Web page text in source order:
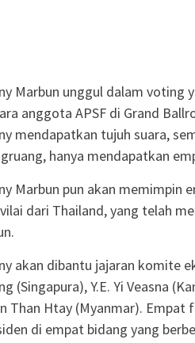
Marbun unggul dalam voting
anggota APSF di Grand
mendapatkan tujuh suara,
hanya mendapatkan
Marbun pun akan memimpin
dari Thailand, yang telah
akan dibantu jajaran komite
(Singapura), Y.E. Yi Veasna
Than Htay (Myanmar).
di empat bidang yang